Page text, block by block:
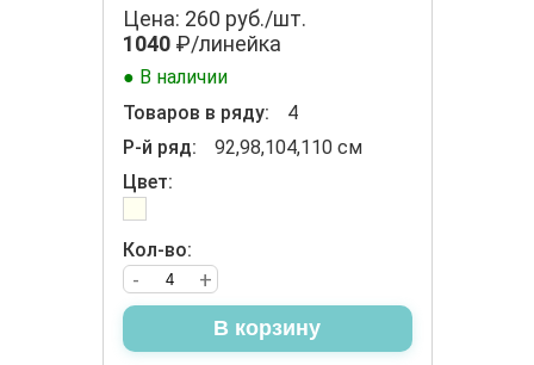
Цена: 260 руб./шт.
1040₽/линейка
● В наличии
Товаров в ряду:
4
Р-й ряд:
92,98,104,110 см
Цвет:
Кол-во:
+
-
В корзину